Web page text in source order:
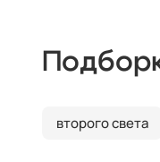
второго света